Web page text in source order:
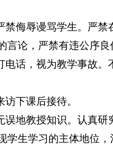
侮辱谩骂学生。严
论，严禁有违公序良
话，视为教学事故
下课后接待。
地教授知识。认真
学生学习的主体地位